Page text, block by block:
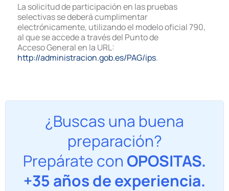
La solicitud de participación en las pruebas
selectivas se deberá cumplimentar
electrónicamente, utilizando el modelo oficial 790,
al que se accede a través del Punto de
Acceso General en la URL:
http://administracion.gob.es/PAG/ips.
¿Buscas una buena
preparación?
Prepárate con OPOSITAS.
+35 años de experiencia.